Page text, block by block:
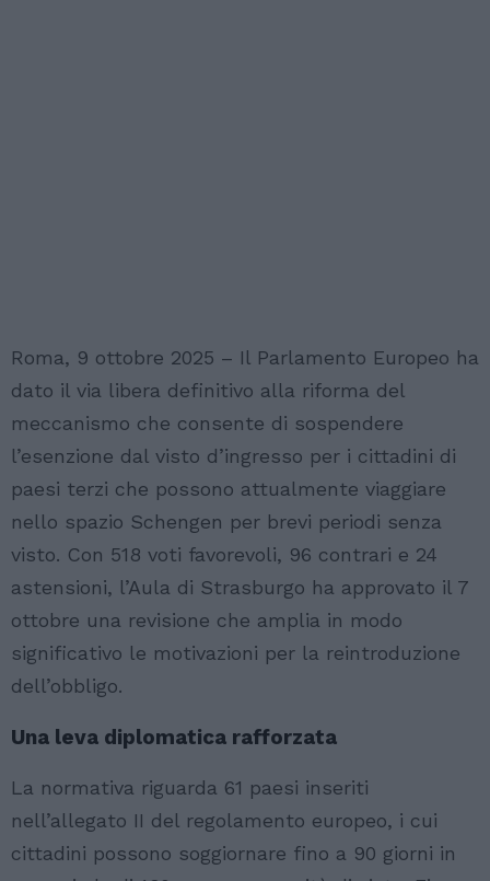
Roma, 9 ottobre 2025 – Il Parlamento Europeo ha
dato il via libera definitivo alla riforma del
meccanismo che consente di sospendere
l’esenzione dal visto d’ingresso per i cittadini di
paesi terzi che possono attualmente viaggiare
nello spazio Schengen per brevi periodi senza
visto. Con 518 voti favorevoli, 96 contrari e 24
astensioni, l’Aula di Strasburgo ha approvato il 7
ottobre una revisione che amplia in modo
significativo le motivazioni per la reintroduzione
dell’obbligo.
Una leva diplomatica rafforzata
La normativa riguarda 61 paesi inseriti
nell’allegato II del regolamento europeo, i cui
cittadini possono soggiornare fino a 90 giorni in